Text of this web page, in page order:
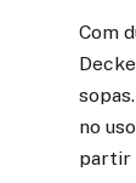
Com
no
partir